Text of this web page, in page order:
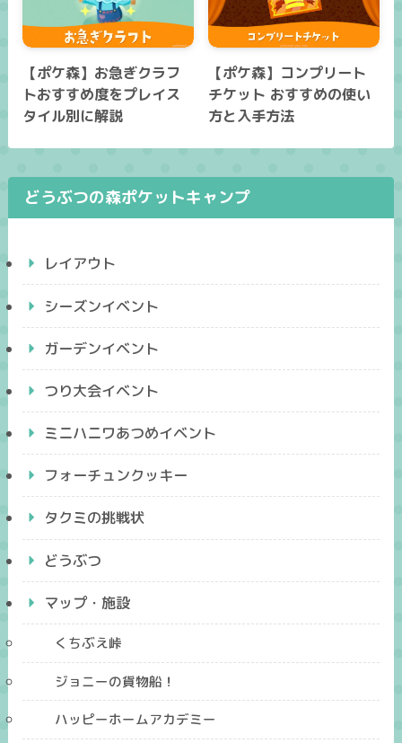
【ポケ森】お急ぎクラフ
トおすすめ度をプレイス
タイル別に解説
【ポケ森】コンプリート
チケット おすすめの使い
方と入手方法
どうぶつの森ポケットキャンプ
レイアウト
シーズンイベント
ガーデンイベント
つり大会イベント
ミニハニワあつめイベント
フォーチュンクッキー
タクミの挑戦状
どうぶつ
マップ・施設
くちぶえ峠
ジョニーの貨物船！
ハッピーホームアカデミー